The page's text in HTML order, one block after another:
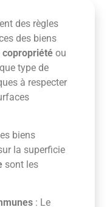
des règles
des biens
copropriété ou
type de
à respecter
biens
la superficie
sont les
: Le